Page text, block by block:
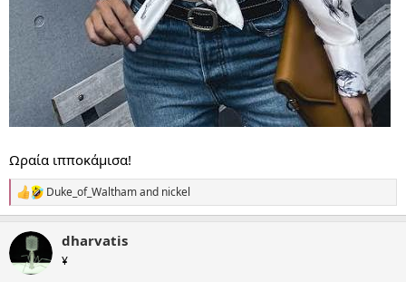
Ωραία ιπποκάμισα!
R
e
c
Duke_of_Walthamand nickel
dharvatis
¥